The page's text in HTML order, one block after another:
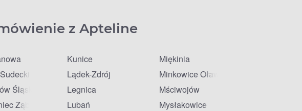
z Apteline
Śląski
Ząbkowicki
Kunice
Lądek-Zdrój
Legnica
Lubań
Miękinia
Minkowice Oławskie
Mściwojów
Mysłakowice